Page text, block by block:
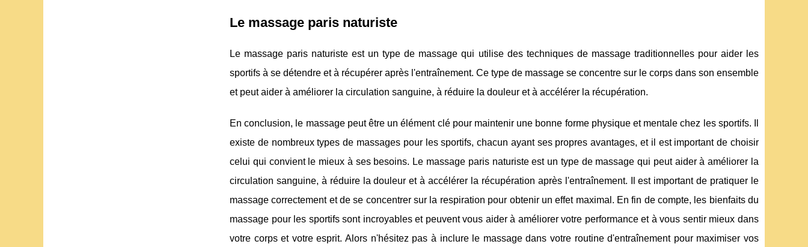
Le massage paris naturiste
Le massage paris naturiste est un type de massage qui utilise des techniques de massage traditionnelles pour aider les
sportifs à se détendre et à récupérer après l'entraînement. Ce type de massage se concentre sur le corps dans son ensemble
et peut aider à améliorer la circulation sanguine, à réduire la douleur et à accélérer la récupération.
En conclusion, le massage peut être un élément clé pour maintenir une bonne forme physique et mentale chez les sportifs. Il
existe de nombreux types de massages pour les sportifs, chacun ayant ses propres avantages, et il est important de choisir
celui qui convient le mieux à ses besoins. Le massage paris naturiste est un type de massage qui peut aider à améliorer la
circulation sanguine, à réduire la douleur et à accélérer la récupération après l'entraînement. Il est important de pratiquer le
massage correctement et de se concentrer sur la respiration pour obtenir un effet maximal. En fin de compte, les bienfaits du
massage pour les sportifs sont incroyables et peuvent vous aider à améliorer votre performance et à vous sentir mieux dans
votre corps et votre esprit. Alors n'hésitez pas à inclure le massage dans votre routine d'entraînement pour maximiser vos